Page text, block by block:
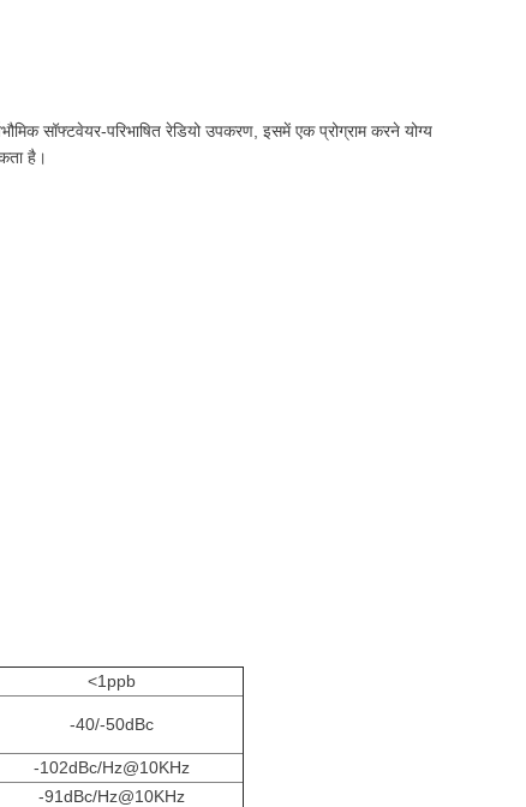
सॉफ्टवेयर-परिभाषित रेडियो उपकरण, इसमें एक प्रोग्राम करने योग्य
है।
<1ppb
-40/-50dBc
-102dBc/Hz@10KHz
-91dBc/Hz@10KHz